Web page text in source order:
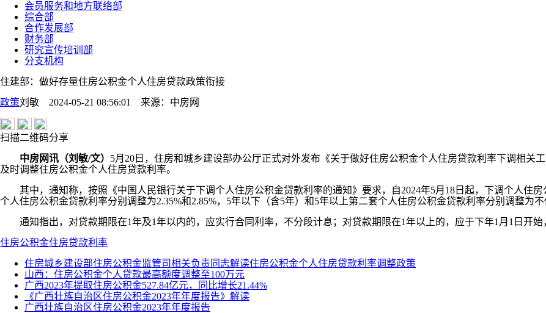
会员服务和地方联络部
综合部
合作发展部
财务部
研究宣传培训部
分支机构
住建部：做好存量住房公积金个人住房贷款政策衔接
政策刘敏 2024-05-21 08:56:01 来源： 中房网
扫描二维码分享
中房网讯（刘敏/文） 5月20日，住房和城乡建设部办公厅正式对外发布《关于做好住房公积金个人住房贷款利率下调相关
及时调整住房公积金个人住房贷款利率。
其中，通知称，按照《中国人民银行关于下调个人住房公积金贷款利率的通知》要求，自2024年5月18日起，下调个人住房
个人住房公积金贷款利率分别调整为2.35%和2.85%，5年以下（含5年）和5年以上第二套个人住房公积金贷款利率分别调整为不
通知指出，对贷款期限在1年及1年以内的，应实行合同利率，不分段计息；对贷款期限在1年以上的，应于下年1月1日开始
住房公积金住房贷款利率
住房城乡建设部住房公积金监管司相关负责同志解读住房公积金个人住房贷款利率调整政策
山西：住房公积金个人贷款最高额度调整至100万元
广西2023年提取住房公积金527.84亿元，同比增长21.44%
《广西壮族自治区住房公积金2023年年度报告》解读
广西壮族自治区住房公积金2023年年度报告